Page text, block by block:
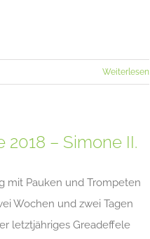
Weiterlesen
2018 – Simone II.
mit Pauken und Trompeten
Wochen und zwei Tagen
letztjähriges Greadeffele